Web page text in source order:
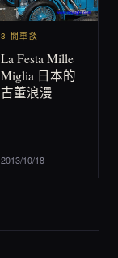
3 閒車談
La Festa Mille
Miglia 日本的
古董浪漫
2013/10/18